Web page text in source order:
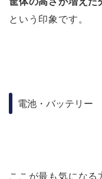
という印象です。
電池・バッテリー
ここが最も気になる